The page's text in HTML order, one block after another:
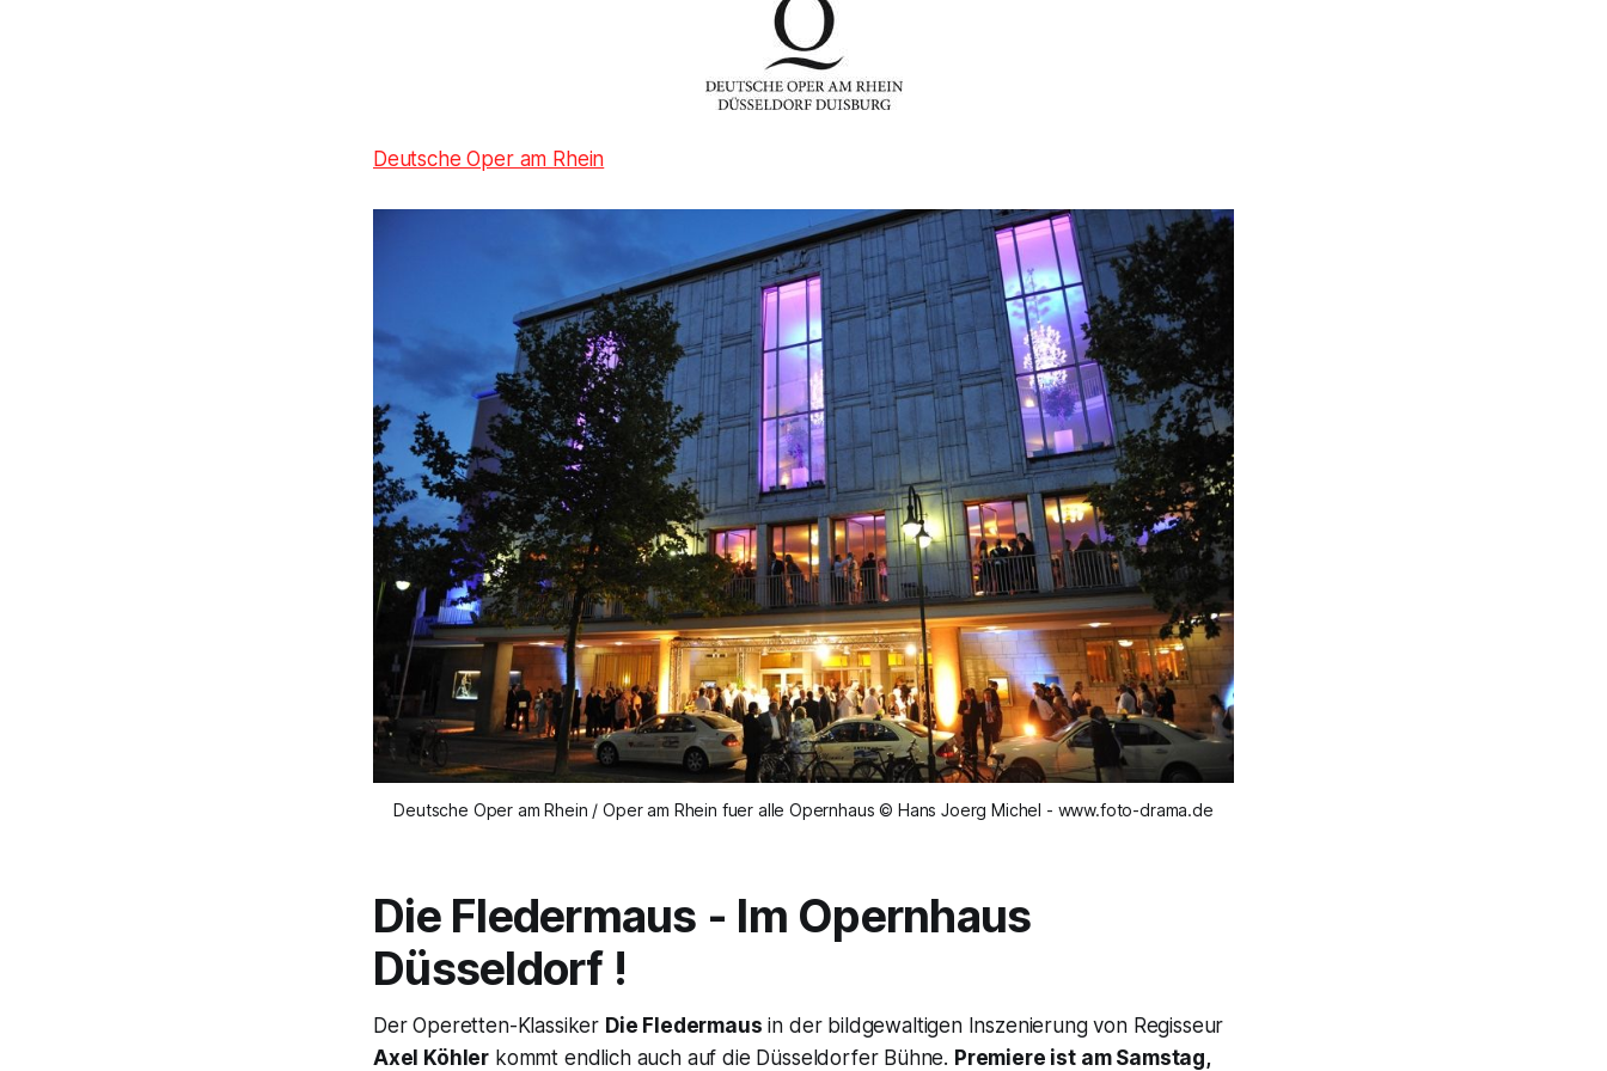
Deutsche Oper am Rhein
Deutsche Oper am Rhein / Oper am Rhein fuer alle Opernhaus © Hans Joerg Michel - www.foto-drama.de
Die Fledermaus - Im Opernhaus
Düsseldorf !
Der Operetten-Klassiker Die Fledermaus in der bildgewaltigen Inszenierung von Regisseur
Axel Köhler kommt endlich auch auf die Düsseldorfer Bühne. Premiere ist am Samstag,